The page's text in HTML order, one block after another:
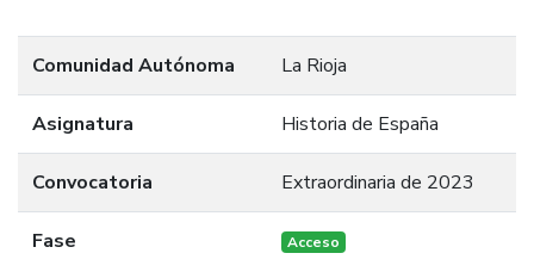
Comunidad Autónoma La Rioja
Asignatura Historia de España
Convocatoria Extraordinaria de 2023
Fase Acceso